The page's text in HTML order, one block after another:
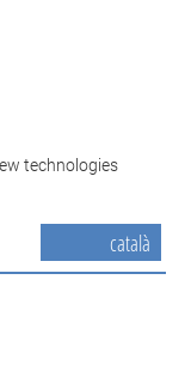
technologies
català